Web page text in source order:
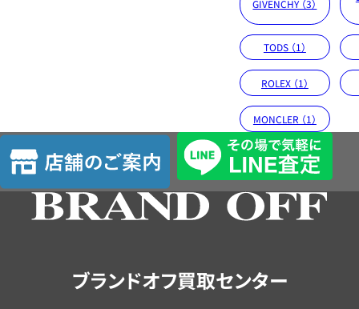
GIVENCHY （3）
TODS （1）
ROLEX （1）
MONCLER （1）
店
舗
の
ブランドオフ買取センター